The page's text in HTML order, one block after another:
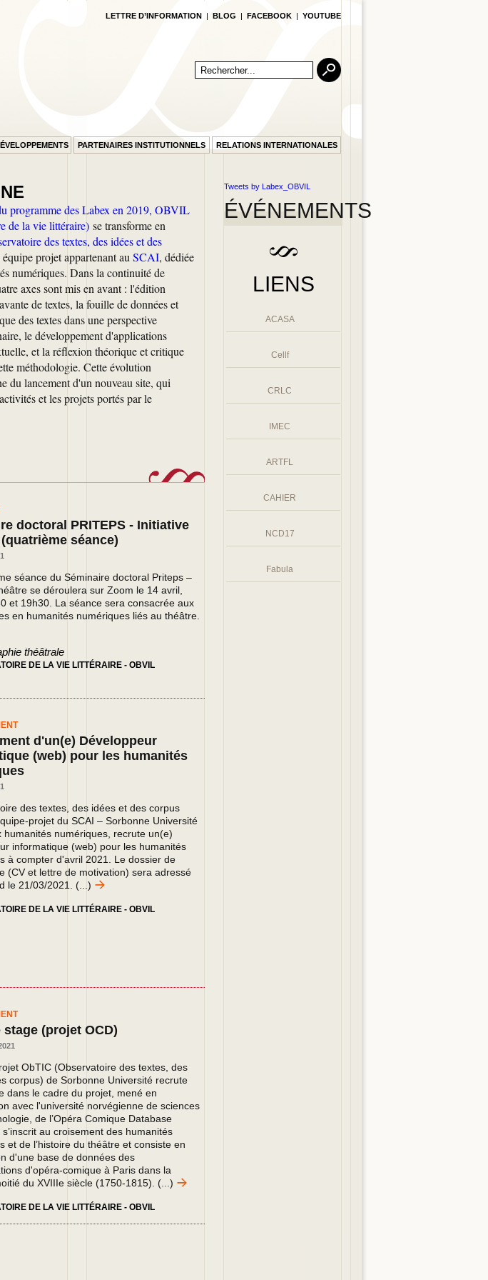
LETTRE D’INFORMATION | BLOG | FACEBOOK | YOUTUBE
PARTENAIRES INSTITUTIONNELS RELATIONS INTERNATIONALES
programme des Labex en 2019, OBVIL
de la vie littéraire) se transforme en
des textes, des idées et des
équipe projet appartenant au SCAI, dédiée
numériques. Dans la continuité de
axes sont mis en avant : l'édition
de textes, la fouille de données et
des textes dans une perspective
le développement d'applications
et la réflexion théorique et critique
méthodologie. Cette évolution
du lancement d'un nouveau site, qui
et les projets portés par le
doctoral PRITEPS - Initiative
séance)
séance du Séminaire doctoral Priteps –
se déroulera sur Zoom le 14 avril,
et 19h30. La séance sera consacrée aux
en humanités numériques liés au théâtre.
théâtrale
DE LA VIE LITTÉRAIRE - OBVIL
d'un(e) Développeur
(web) pour les humanités
des textes, des idées et des corpus
projet du SCAI – Sorbonne Université
humanités numériques, recrute un(e)
informatique (web) pour les humanités
à compter d'avril 2021. Le dossier de
(CV et lettre de motivation) sera adressé
le 21/03/2021.
(...)
DE LA VIE LITTÉRAIRE - OBVIL
stage (projet OCD)
ObTIC (Observatoire des textes, des
corpus) de Sorbonne Université recrute
dans le cadre du projet, mené en
avec l'université norvégienne de sciences
de l’Opéra Comique Database
au croisement des humanités
et de l’histoire du théâtre et consiste en
d'une base de données des
d'opéra-comique à Paris dans la
du XVIIIe siècle (1750-1815). (...)
DE LA VIE LITTÉRAIRE - OBVIL
Tweets by Labex_OBVIL
ÉVÉNEMENTS
LIENS
ACASA
Cellf
CRLC
IMEC
ARTFL
CAHIER
NCD17
Fabula